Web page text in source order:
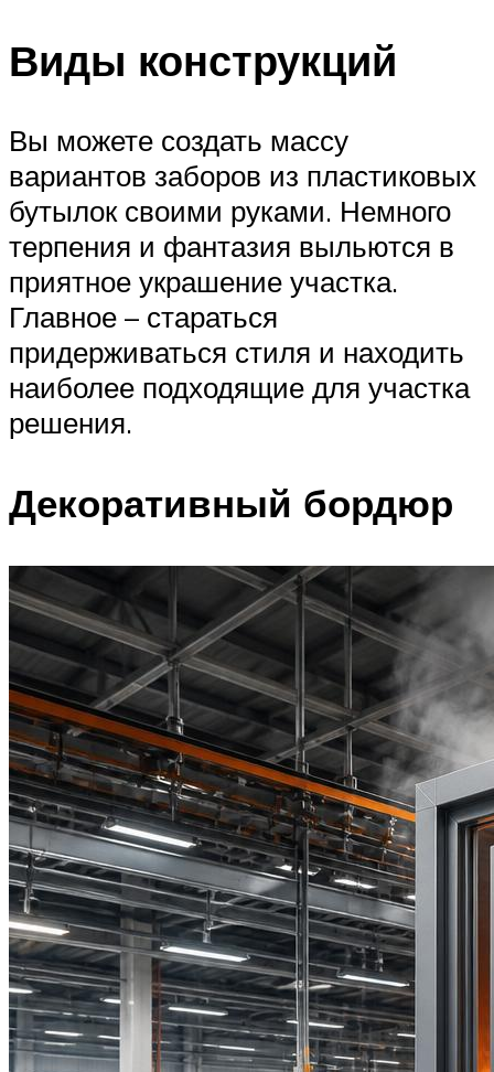
Виды конструкций
Вы можете создать массу
вариантов заборов из пластиковых
бутылок своими руками. Немного
терпения и фантазия выльются в
приятное украшение участка.
Главное – стараться
придерживаться стиля и находить
наиболее подходящие для участка
решения.
Декоративный бордюр